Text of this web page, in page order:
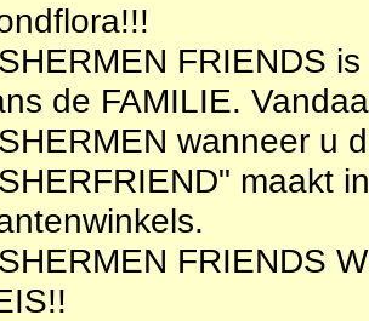
FRIENDS
de FAMILIE.
wanneer u
maakt
FRIENDS